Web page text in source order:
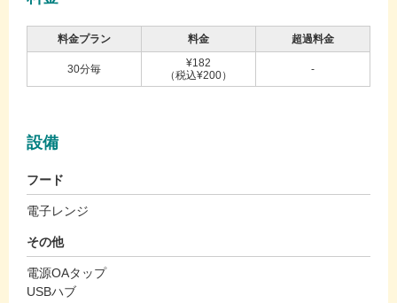
料金プラン 料金 超過料金
30分毎
¥182
（税込¥200）
-
設備
フード
電子レンジ
その他
電源OAタップ
USBハブ